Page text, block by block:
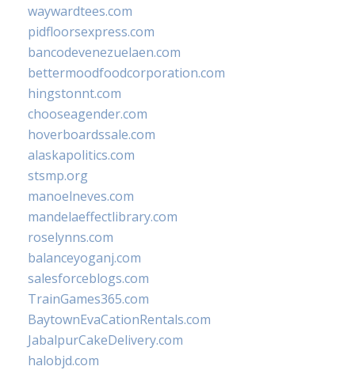
waywardtees.com
pidfloorsexpress.com
bancodevenezuelaen.com
bettermoodfoodcorporation.com
hingstonnt.com
chooseagender.com
hoverboardssale.com
alaskapolitics.com
stsmp.org
manoelneves.com
mandelaeffectlibrary.com
roselynns.com
balanceyoganj.com
salesforceblogs.com
TrainGames365.com
BaytownEvaCationRentals.com
JabalpurCakeDelivery.com
halobjd.com